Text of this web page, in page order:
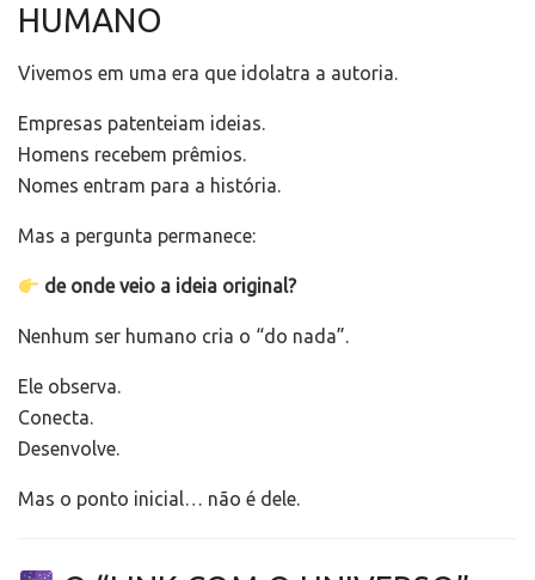
HUMANO
Vivemos em uma era que idolatra a autoria.
Empresas patenteiam ideias.
Homens recebem prêmios.
Nomes entram para a história.
Mas a pergunta permanece:
de onde veio a ideia original?
Nenhum ser humano cria o “do nada”.
Ele observa.
Conecta.
Desenvolve.
Mas o ponto inicial… não é dele.